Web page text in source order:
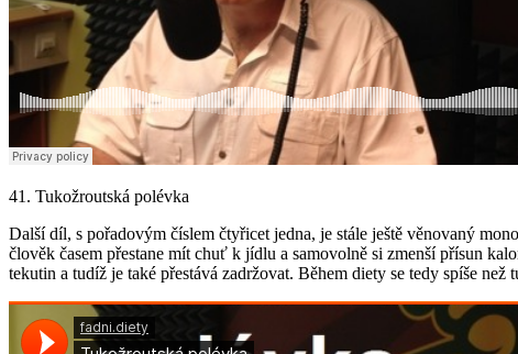
41. Tukožroutská polévka
Další díl, s pořadovým číslem čtyřicet jedna, je stále ještě věnovaný
člověk časem přestane mít chuť k jídlu a samovolně si zmenší přísun
tekutin a tudíž je také přestává zadržovat. Během diety se tedy spíše než